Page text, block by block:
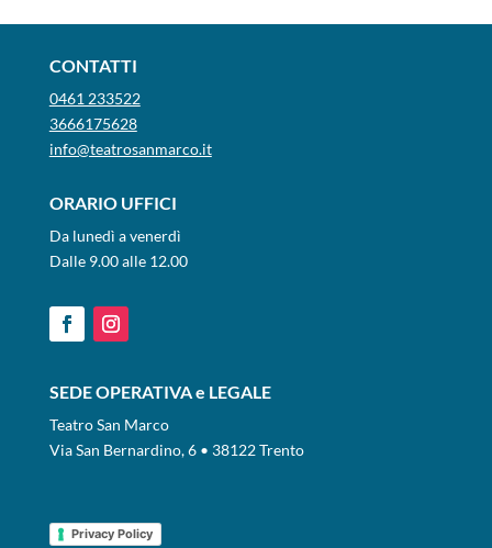
CONTATTI
0461 233522
3666175628
info@teatrosanmarco.it
ORARIO UFFICI
Da lunedì a venerdì
Dalle 9.00 alle 12.00
SEDE OPERATIVA e LEGALE
Teatro San Marco
Via San Bernardino, 6 • 38122 Trento
Privacy Policy